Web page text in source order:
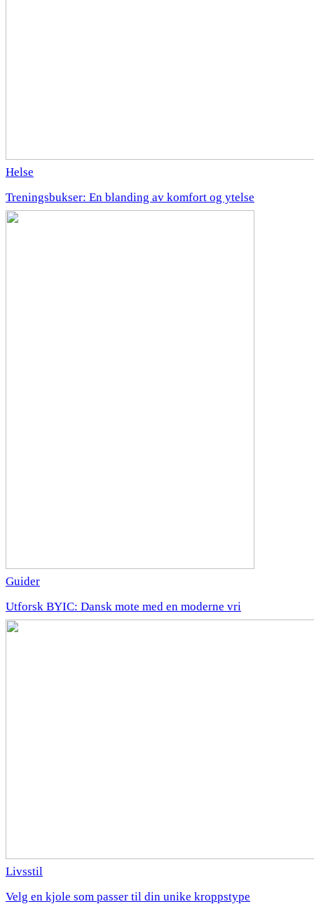
Helse
Treningsbukser: En blanding av komfort og ytelse
Guider
Utforsk BYIC: Dansk mote med en moderne vri
Livsstil
Velg en kjole som passer til din unike kroppstype